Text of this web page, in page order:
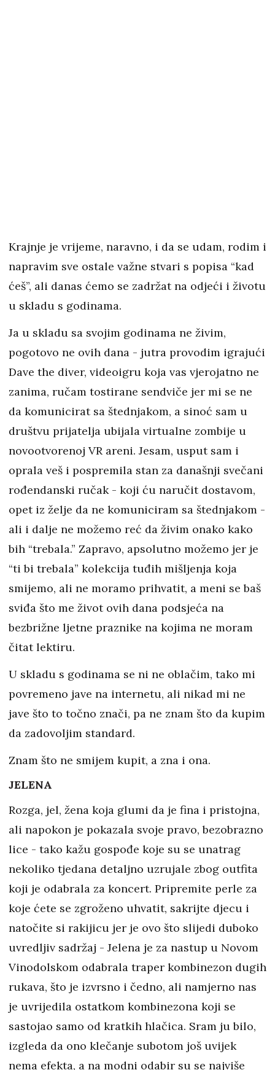
Krajnje je vrijeme, naravno, i da se udam, rodim i
napravim sve ostale važne stvari s popisa “kad
ćeš”, ali danas ćemo se zadržat na odjeći i životu
u skladu s godinama.
Ja u skladu sa svojim godinama ne živim,
pogotovo ne ovih dana - jutra provodim igrajući
Dave the diver, videoigru koja vas vjerojatno ne
zanima, ručam tostirane sendviče jer mi se ne
da komunicirat sa štednjakom, a sinoć sam u
društvu prijatelja ubijala virtualne zombije u
novootvorenoj VR areni. Jesam, usput sam i
oprala veš i pospremila stan za današnji svečani
rođendanski ručak - koji ću naručit dostavom,
opet iz želje da ne komuniciram sa štednjakom -
ali i dalje ne možemo reć da živim onako kako
bih “trebala.” Zapravo, apsolutno možemo jer je
“ti bi trebala” kolekcija tuđih mišljenja koja
smijemo, ali ne moramo prihvatit, a meni se baš
sviđa što me život ovih dana podsjeća na
bezbrižne ljetne praznike na kojima ne moram
čitat lektiru.
U skladu s godinama se ni ne oblačim, tako mi
povremeno jave na internetu, ali nikad mi ne
jave što to točno znači, pa ne znam što da kupim
da zadovoljim standard.
Znam što ne smijem kupit, a zna i ona.
JELENA
Rozga, jel, žena koja glumi da je fina i pristojna,
ali napokon je pokazala svoje pravo, bezobrazno
lice - tako kažu gospođe koje su se unatrag
nekoliko tjedana detaljno uzrujale zbog outfita
koji je odabrala za koncert. Pripremite perle za
koje ćete se zgroženo uhvatit, sakrijte djecu i
natočite si rakijicu jer je ovo što slijedi duboko
uvredljiv sadržaj - Jelena je za nastup u Novom
Vinodolskom odabrala traper kombinezon dugih
rukava, što je izvrsno i čedno, ali namjerno nas
je uvrijedila ostatkom kombinezona koji se
sastojao samo od kratkih hlačica. Sram ju bilo,
izgleda da ono klečanje subotom još uvijek
nema efekta, a na modni odabir su se najviše